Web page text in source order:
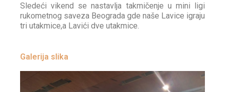
Sledeći vikend se nastavlja takmičenje u mini ligi
rukometnog saveza Beograda gde naše Lavice igraju
tri utakmice,a Lavići dve utakmice.
Galerija slika